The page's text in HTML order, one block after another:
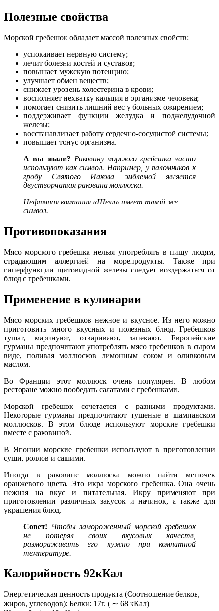
Полезные свойства
Морской гребешок обладает массой полезных свойств:
успокаивает нервную систему;
лечит болезни костей и суставов;
повышает мужскую потенцию;
улучшает обмен веществ;
снижает уровень холестерина в крови;
восполняет нехватку кальция в организме человека;
помогает снизить лишний вес у больных ожирением;
поддерживает функции желудка и поджелудочной
железы;
восстанавливает работу сердечно-сосудистой системы;
повышает тонус организма.
А вы знали? Раковину морского гребешка часто
используют как символ. Например, у паломников к
гробу Святого Иакова эмблемой является
двустворчатая раковина моллюска.
Нефтяная компания «Шелл» имеет такой же
символ.
Противопоказания
Мясо морского гребешка нельзя употреблять в пищу людям,
страдающим аллергией на морепродукты. Также при
гиперфункции щитовидной железы следует воздержаться от
блюд с гребешками.
Применение в кулинарии
Мясо морских гребешков нежное и вкусное. Из него можно
приготовить много вкусных и полезных блюд. Гребешков
тушат, маринуют, отваривают, запекают. Европейские
гурманы предпочитают употреблять мясо гребешков в сыром
виде, поливая моллюсков лимонным соком и оливковым
маслом.
Во Франции этот моллюск очень популярен. В любом
ресторане можно пообедать салатами с гребешками.
Морской гребешок сочетается с разными продуктами.
Некоторые гурманы предпочитают тушеные в шампанском
моллюсков. В этом блюде используют морские гребешки
вместе с раковиной.
В Японии морские гребешки используют в приготовлении
суши, роллов и сашими.
Иногда в раковине моллюска можно найти мешочек
оранжевого цвета. Это икра морского гребешка. Она очень
нежная на вкус и питательная. Икру применяют при
приготовлении различных закусок и начинок, а также для
украшения блюд.
Совет! Чтобы замороженный морской гребешок
не потерял своих вкусовых качеств,
размораживать его нужно при комнатной
температуре.
Калорийность 92кКал
Энергетическая ценность продукта (Соотношение белков,
жиров, углеводов): Белки: 17г. ( ∼ 68 кКал)